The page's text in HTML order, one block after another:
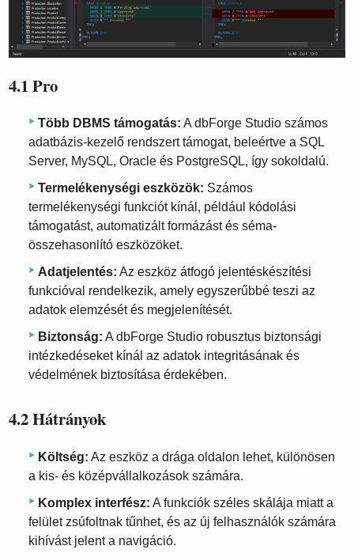
4.1 Pro
Több DBMS támogatás: A dbForge Studio számos
adatbázis-kezelő rendszert támogat, beleértve a SQL
Server, MySQL, Oracle és PostgreSQL, így sokoldalú.
Termelékenységi eszközök: Számos
termelékenységi funkciót kínál, például kódolási
támogatást, automatizált formázást és séma-
összehasonlító eszközöket.
Adatjelentés: Az eszköz átfogó jelentéskészítési
funkcióval rendelkezik, amely egyszerűbbé teszi az
adatok elemzését és megjelenítését.
Biztonság: A dbForge Studio robusztus biztonsági
intézkedéseket kínál az adatok integritásának és
védelmének biztosítása érdekében.
4.2 Hátrányok
Költség: Az eszköz a drága oldalon lehet, különösen
a kis- és középvállalkozások számára.
Komplex interfész: A funkciók széles skálája miatt a
felület zsúfoltnak tűnhet, és az új felhasználók számára
kihívást jelent a navigáció.